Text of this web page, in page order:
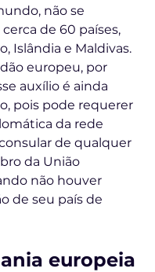
não se
de 60 países,
Islândia e Maldivas.
europeu, por
auxílio é ainda
pois pode requerer
da rede
de qualquer
da União
não houver
de seu país de
europeia